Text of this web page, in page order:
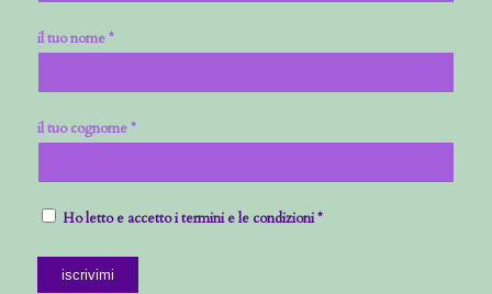
il tuo nome *
il tuo cognome *
Ho letto e accetto i termini e le condizioni *